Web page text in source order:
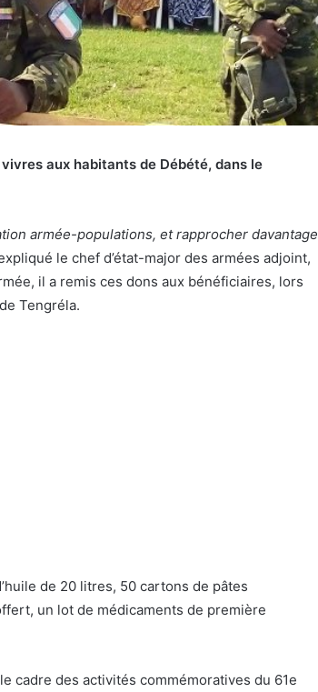
aux habitants de Débété, dans le
armée-populations, et rapprocher davantage
le chef d’état-major des armées adjoint,
il a remis ces dons aux bénéficiaires, lors
Tengréla.
de 20 litres, 50 cartons de pâtes
un lot de médicaments de première
cadre des activités commémoratives du 61e